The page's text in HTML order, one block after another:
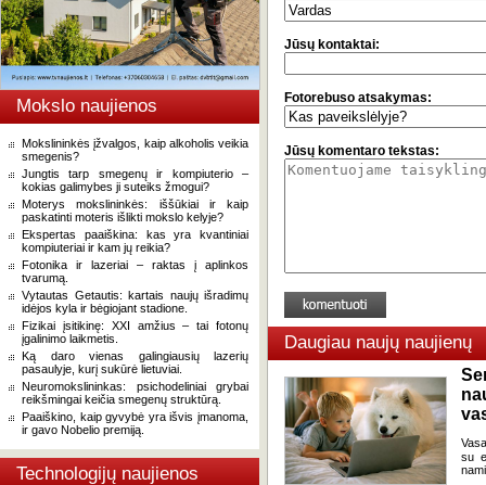
Mokslo naujienos
Mokslininkės įžvalgos, kaip alkoholis veikia
smegenis?
Jungtis tarp smegenų ir kompiuterio –
kokias galimybes ji suteiks žmogui?
Moterys mokslininkės: iššūkiai ir kaip
paskatinti moteris išlikti mokslo kelyje?
Ekspertas paaiškina: kas yra kvantiniai
kompiuteriai ir kam jų reikia?
Fotonika ir lazeriai – raktas į aplinkos
tvarumą.
Vytautas Getautis: kartais naujų išradimų
idėjos kyla ir bėgiojant stadione.
Fizikai įsitikinę: XXI amžius – tai fotonų
įgalinimo laikmetis.
Ką daro vienas galingiausių lazerių
pasaulyje, kurį sukūrė lietuviai.
Neuromokslininkas: psichodeliniai grybai
reikšmingai keičia smegenų struktūrą.
Paaiškino, kaip gyvybė yra išvis įmanoma,
ir gavo Nobelio premiją.
Technologijų naujienos
Jūsų kontaktai:
Fotorebuso atsakymas:
Jūsų komentaro tekstas:
Daugiau naujų naujienų
su